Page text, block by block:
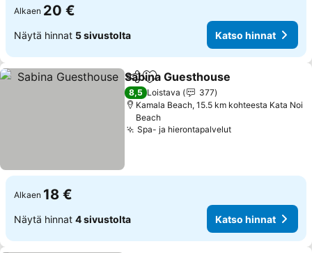
Alkaen 20 €
Näytä hinnat 5 sivustolta Katso hinnat
Jaa Lisää suosikkeihin
Sabina Guesthouse
8,5 Loistava
377
Kamala Beach, 15.5 km kohteesta Kata Noi
Beach
Spa- ja hierontapalvelut
Alkaen 18 €
Näytä hinnat 4 sivustolta Katso hinnat